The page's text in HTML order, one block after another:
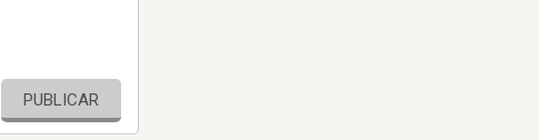
PUBLICAR